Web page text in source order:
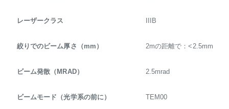
レーザークラス IIIB
絞りでのビーム厚さ（mm） 2mの距離で：<2.5mm
ビーム発散（MRAD） 2.5mrad
ビームモード（光学系の前に） TEM00